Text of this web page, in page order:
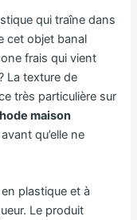
qui traîne dans
cet objet banal
frais qui vient
La texture de
très particulière sur
maison
avant qu’elle ne
plastique et à
Le produit